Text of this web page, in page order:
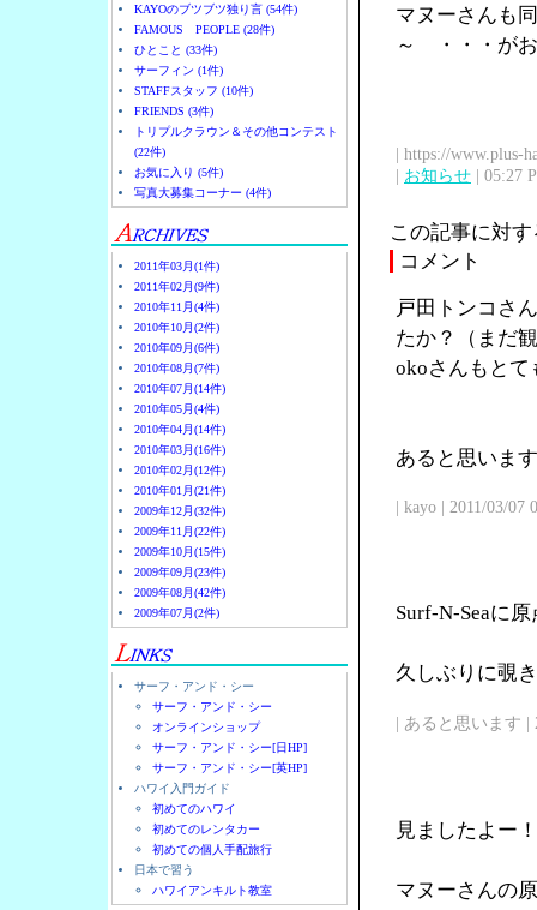
KAYOのブツブツ独り言 (54件)
FAMOUS PEOPLE (28件)
ひとこと (33件)
サーフィン (1件)
STAFFスタッフ (10件)
FRIENDS (3件)
トリプルクラウン＆その他コンテスト
(22件)
お気に入り (5件)
写真大募集コーナー (4件)
2011年03月(1件)
2011年02月(9件)
2010年11月(4件)
2010年10月(2件)
2010年09月(6件)
2010年08月(7件)
2010年07月(14件)
2010年05月(4件)
2010年04月(14件)
2010年03月(16件)
2010年02月(12件)
2010年01月(21件)
2009年12月(32件)
2009年11月(22件)
2009年10月(15件)
2009年09月(23件)
2009年08月(42件)
2009年07月(2件)
サーフ・アンド・シー
サーフ・アンド・シー
オンラインショップ
サーフ・アンド・シー[日HP]
サーフ・アンド・シー[英HP]
ハワイ入門ガイド
初めてのハワイ
初めてのレンタカー
初めての個人手配旅行
日本で習う
ハワイアンキルト教室
マヌーさんも
～ ・・・がお
| https://www.plus-
| お知らせ | 05:27
この記事に対
コメント
戸田トンコさ
たか？（まだ
okoさんもとて
あると思いま
| kayo | 2011/03/07
Surf-N-Seaに
久しぶりに覗
| あると思います |
見ましたよー！
マヌーさんの